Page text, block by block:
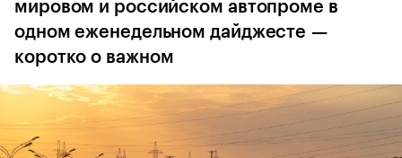
мировом и российском автопроме в
одном еженедельном дайджесте —
коротко о важном